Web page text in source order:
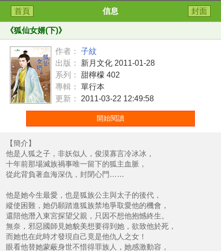
首頁 信息 封面
《狐仙女婿(下)》
作者：
子紋
出版：
新月文化 2011-01-28
系列：
甜檸檬 402
專輯：
單行本
更新：
2011-03-22 12:49:58
開始閱讀
【簡介】
他是人狐之子，非妖似人，俊漠寡言冷冰冰，
十年前那場滅族禍事唯一留下的狐主血脈，
從此背負著血海深仇，封閉心門……
他是她今生最愛，也是狐族公主與太子的後代，
縱使困難，她仍願踏進狐族禁地爭取愛他的機會，
還陪他潛入東宮探望父親，只因不想他抱憾終生。
無奈，邪惡國師見她貌美想要得到她，欲致他於死，
而她也在此時才發現自己竟是他仇人之女！
眼看他替她蒙蔽身世不惜得罪族人，她感激動容，